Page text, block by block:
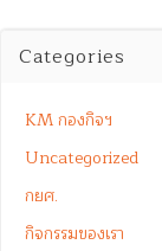
Categories
KM กองกิจฯ
Uncategorized
กยศ.
กิจกรรมของเรา